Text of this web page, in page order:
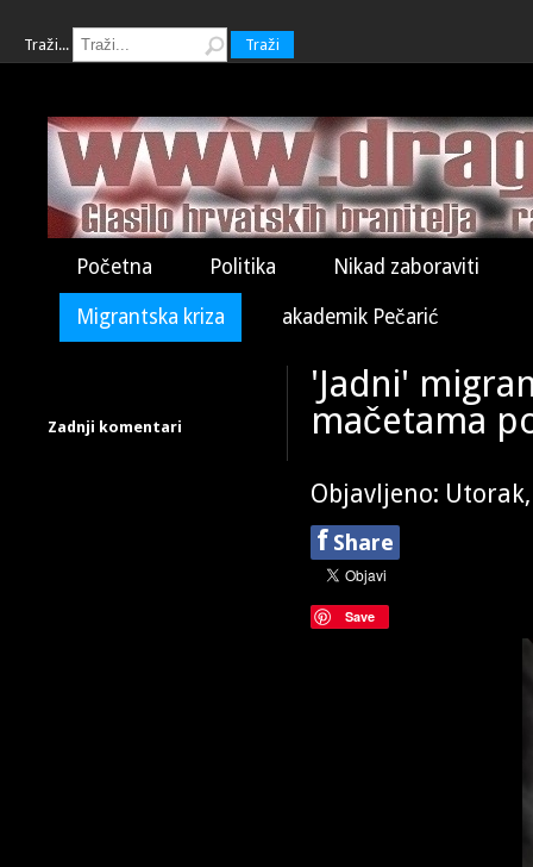
Traži... Traži
Početna Politika Nikad zaboraviti
Migrantska kriza akademik Pečarić
Zadnji komentari
'Jadni'
mačetama
Objavljeno:
f Share
Save